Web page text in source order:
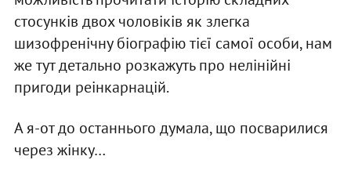
стосунків двох чоловіків як злегка
шизофренічну біографію тієї самої особи, нам
же тут детально розкажуть про нелінійні
пригоди реінкарнацій.
А я-от до останнього думала, що посварилися
через жінку…